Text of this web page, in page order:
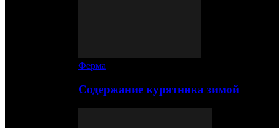
Ферма
Содержание курятника зимой